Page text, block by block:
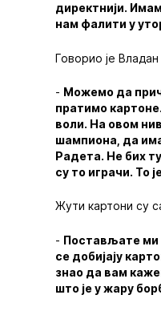
директнији.
нам фалити у
Говорио је
- Можемо да
пратимо
воли. На овом
шампиона, да има
Радета. Не бих
су то играчи. То
Жути картони су
- Постављате ми
се добијају
знао да вам
што је у жару